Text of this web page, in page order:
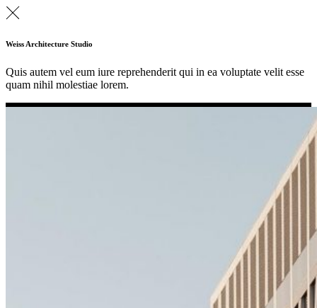
Weiss Architecture Studio
Quis autem vel eum iure reprehenderit qui in ea voluptate velit esse
quam nihil molestiae lorem.